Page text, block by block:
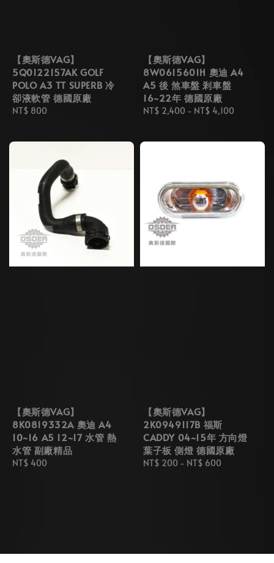
【奧斯德VAG】
5Q0122157AK GOLF
POLO A3 TT SUPERB 冷
卻液軟管 德國原廠
Regular
NT$ 800
【奧斯德VAG】
8W0615601H 奧迪 A4
A5 後 煞車盤 剎車盤
16~22年 德國原廠
Regular
NT$ 2,400 - NT$ 4,100
【奧斯德VAG】
8K0819332A 奧迪 A4
10~16 A5 12~17 水管 熱
水管 副廠精品
Regular
NT$ 400
【奧斯德VAG】
2K0949117B 福斯
CADDY 04~15年 方向燈
葉子板 側燈 德國原廠
Regular
NT$ 200 - NT$ 600